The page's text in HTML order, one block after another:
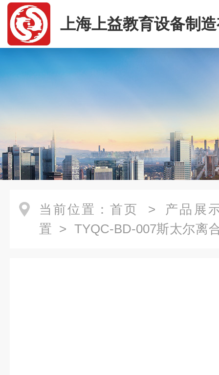
上海上益教育设备制
司
当前位置： 首页 > 产品展
置 > TYQC-BD-007斯太尔离